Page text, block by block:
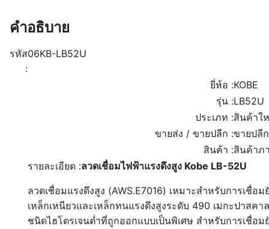
คำอธิบาย
รหัส
:
06KB-LB52U
ยี่ห้อ :KOBE
รุ่น :LB52U
ประเภท :สินค้าใ
ขายส่ง / ขายปลีก :ขายปลีก
สินค้า :สินค้าภ
รายละเอียด :ลวดเชื่อมไฟฟ้าแรงดึงสูง Kobe LB-52U
ลวดเชื่อมแรงดึงสูง (AWS.E7016) เหมาะสำหรับการเชื่
เหล็กเหนียวและเหล็กทนแรงดึงสูงระดับ 490 เมกะปาส
ชนิดไฮโดรเจนต่ำที่ถูกออกแบบเป็นพิเศษ สำหรับการเชื่อ